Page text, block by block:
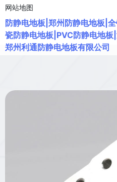
网站地图
防静电地板|郑州防静电地板|
瓷防静电地板|PVC防静电地板
郑州利通防静电地板有限公司